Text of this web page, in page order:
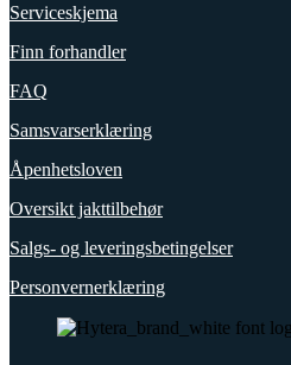
Serviceskjema
Finn forhandler
FAQ
Samsvarserklæring
Åpenhetsloven
Oversikt jakttilbehør
Salgs- og leveringsbetingelser
Personvernerklæring